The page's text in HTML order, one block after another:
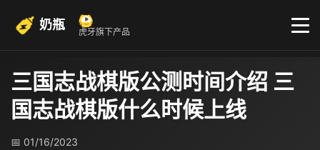
奶瓶 虎牙旗下产品
三国志战棋版公测时间介绍 三
国志战棋版什么时候上线
📅 01/16/2023